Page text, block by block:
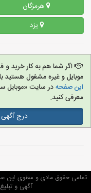
هرمزگان
یزد
اگر شما هم به کار خرید و
موبایل و غیره مشغول هستید
این صفحهدر سایت «موبایل
معرفی کنید.
درج
تمامی حقوق مادی و معنوی این
آگهی و